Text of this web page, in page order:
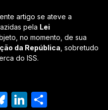
artigo se ateve a
pela Lei
no momento, de sua
da República , sobretudo
do ISS.
Bluesky
LinkedIn
Share